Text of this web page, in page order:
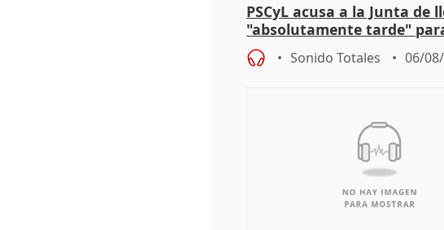
PSCyL acusa a la Junta de
"absolutamente tarde"
problemas como Newcastle
Sonido Totales 06/